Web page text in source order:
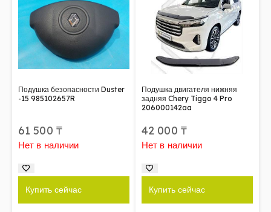
Подушка безопасности Duster
-15 985102657R
61 500 ₸
Нет в наличии
Купить сейчас
Подушка двигателя нижняя
задняя Chery Tiggo 4 Pro
206000142aa
42 000 ₸
Нет в наличии
Купить сейчас